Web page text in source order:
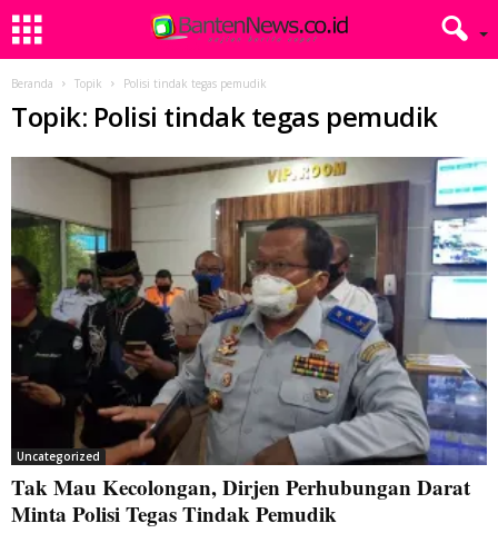
Beranda Topik Polisi tindak tegas pemudik
Topik: Polisi tindak tegas pemudik
Uncategorized
Tak Mau Kecolongan, Dirjen Perhubungan Darat
Minta Polisi Tegas Tindak Pemudik